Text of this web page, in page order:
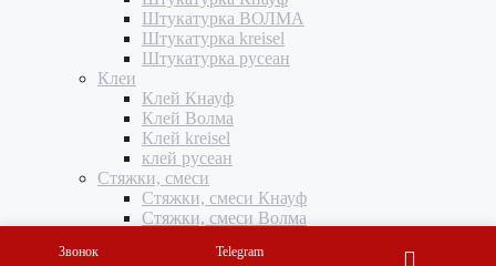
Звонок
Telegram
Штукатурка ВОЛМА
Штукатурка kreisel
Штукатурка русеан
Клеи
Клей Кнауф
Клей Волма
Клей kreisel
клей русеан
Стяжки, смеси
Стяжки, смеси Кнауф
Стяжки, смеси Волма
смести и стяжки русеан